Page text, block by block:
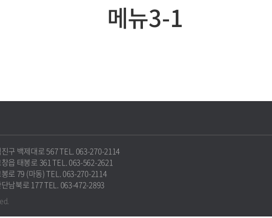
메뉴3-1
구 백제대로 567 TEL. 063-270-2114
읍 태봉로 361 TEL. 063-562-2621
로 79 (마동) TEL. 063-270-2114
남북로 177 TEL. 063-472-2893